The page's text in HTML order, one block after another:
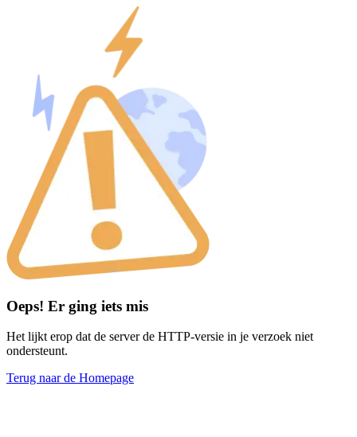
Oeps! Er ging iets mis
Het lijkt erop dat de server de HTTP-versie in je verzoek niet
ondersteunt.
Terug naar de Homepage